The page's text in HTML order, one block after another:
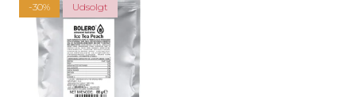
-30% Udsolgt